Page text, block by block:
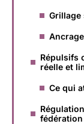
Grillage
Répulsifs
réelle et
Ce qui